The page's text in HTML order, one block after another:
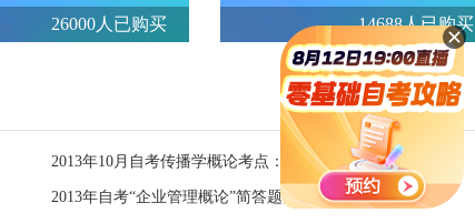
26000人已购买 14688人已购买
2013年10月自考传播学概论考点：信息
2013年自考“企业管理概论”简答题部分（三）